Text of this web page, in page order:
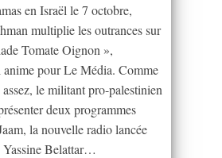
en Israël le 7 octobre,
multiplie les outrances sur
Tomate Oignon »,
anime pour Le Média. Comme
assez, le militant pro-palestinien
deux programmes
la nouvelle radio lancée
Yassine Belattar…